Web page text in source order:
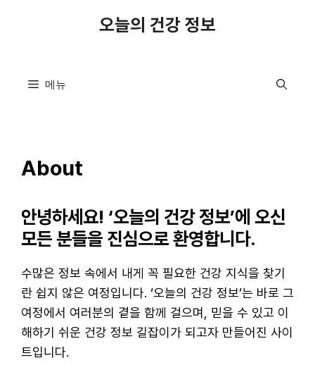
오늘의 건강 정보
메뉴
About
안녕하세요! ‘오늘의 건강 정보’에 오신
모든 분들을 진심으로 환영합니다.
수많은 정보 속에서 내게 꼭 필요한 건강 지식을 찾기
란 쉽지 않은 여정입니다. ‘오늘의 건강 정보’는 바로 그
여정에서 여러분의 곁을 함께 걸으며, 믿을 수 있고 이
해하기 쉬운 건강 정보 길잡이가 되고자 만들어진 사이
트입니다.